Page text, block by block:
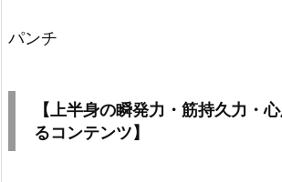
パンチ
【上半身の瞬発力・筋持久力・
るコンテンツ】